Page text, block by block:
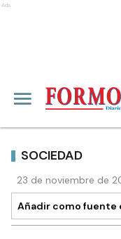
Ads
SOCIEDAD
23 de noviembre de
Añadir como fuente